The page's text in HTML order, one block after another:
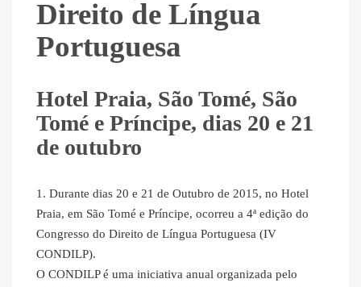
Direito de Língua
Portuguesa
Hotel Praia, São Tomé, São
Tomé e Príncipe, dias 20 e 21
de outubro
1. Durante dias 20 e 21 de Outubro de 2015, no Hotel
Praia, em São Tomé e Príncipe, ocorreu a 4ª edição do
Congresso do Direito de Língua Portuguesa (IV
CONDILP).
O CONDILP é uma iniciativa anual organizada pelo